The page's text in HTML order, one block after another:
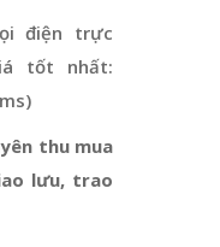
điện trực
tốt nhất:
thu mua
lưu, trao